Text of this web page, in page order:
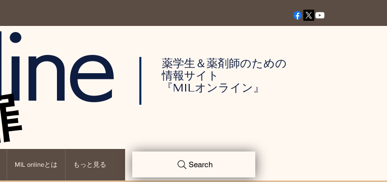
MIL onlineとは もっと見る
薬学生＆薬剤師のための
情報サイト
『MILオンライン』
Search